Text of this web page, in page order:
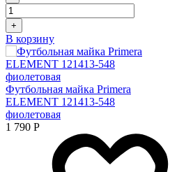
+
В корзину
Футбольная майка Primera
ELEMENT 121413-548
фиолетовая
1 790 Р